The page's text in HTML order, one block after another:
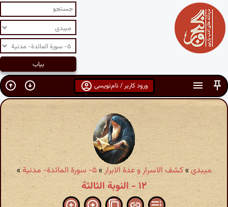
ورود کاربر / نام‌نویسی
میبدی»کشف الاسرار و عدة الابرار»۵- سورة المائدة- مدنیة »
۱۲ - النوبة الثالثة